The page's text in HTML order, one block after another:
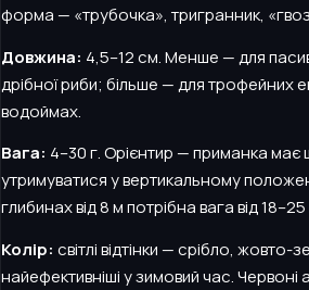
форма — «трубочка», тригранник,
Довжина: 4,5–12 см. Менше — для
дрібної риби; більше — для трофейних
водоймах.
Вага: 4–30 г. Орієнтир — приманка має
утримуватися у вертикальному
глибинах від 8 м потрібна вага від 18–25
Колір: світлі відтінки — срібло, жовто-
найефективніші у зимовий час. Червоні